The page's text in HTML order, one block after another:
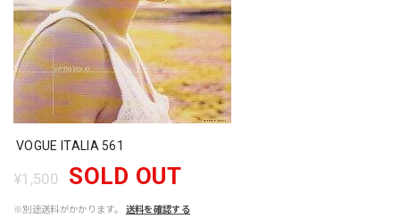
VOGUE ITALIA 561
¥1,500 SOLD OUT
※別途送料がかかります。 送料を確認する